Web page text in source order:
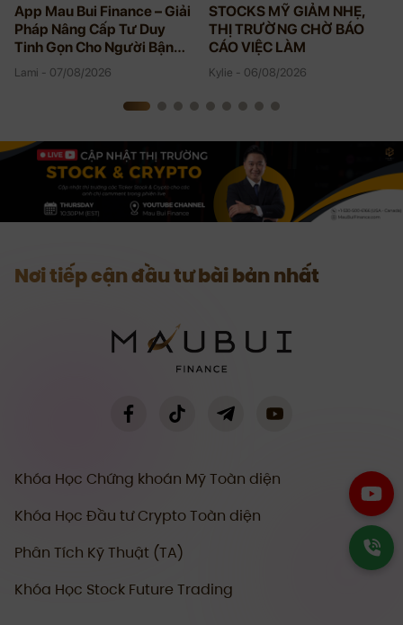
App Mau Bui Finance – Giải
Pháp Nâng Cấp Tư Duy
Tinh Gọn Cho Người Bận
Rộn
Lami - 07/08/2026
STOCKS MỸ GIẢM NHẸ,
THỊ TRƯỜNG CHỜ BÁO
CÁO VIỆC LÀM
Kylie - 06/08/2026
Nơi tiếp cận đầu tư bài bản nhất
Khóa Học Chứng khoán Mỹ Toàn diện
Khóa Học Đầu tư Crypto Toàn diện
Phân Tích Kỹ Thuật (TA)
Khóa Học Stock Future Trading